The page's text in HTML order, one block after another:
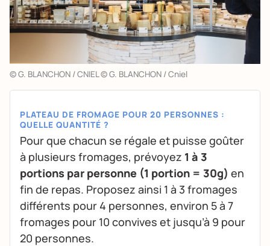
© G. BLANCHON / CNIEL © G. BLANCHON / Cniel
PLATEAU DE FROMAGE POUR 20 PERSONNES :
QUELLE QUANTITÉ ?
Pour que chacun se régale et puisse goûter
à plusieurs fromages, prévoyez 1 à 3
portions par personne (1 portion = 30g) en
fin de repas. Proposez ainsi 1 à 3 fromages
différents pour 4 personnes, environ 5 à 7
fromages pour 10 convives et jusqu’à 9 pour
20 personnes.